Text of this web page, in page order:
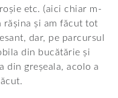
etc. (aici chiar m-
rășina și am făcut tot
dar, pe parcursul
din bucătărie și
din greșeala, acolo a